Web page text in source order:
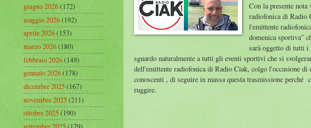
Con la presente
radiofonica di Radio
l'emittente
domenica sportiva”
sarà oggetto di tutti
sguardo naturalmente a tutti gli eventi sportivi che si
dell'emittente radiofonica di Radio Ciak, colgo l'occasione
conoscenti , di seguire in massa questa trasmissione
ruggire.
giugno 2026(172)
maggio 2026(192)
aprile 2026(153)
marzo 2026(180)
febbraio 2026(149)
gennaio 2026(178)
dicembre 2025(167)
novembre 2025(211)
ottobre 2025(190)